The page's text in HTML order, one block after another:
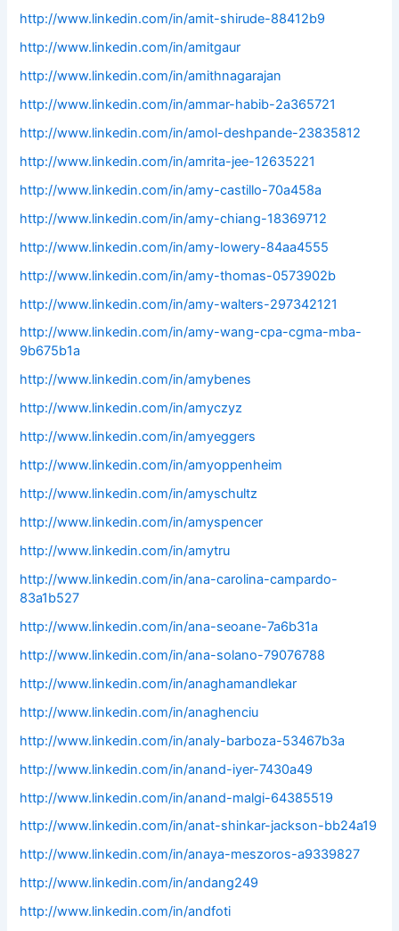
http://www.linkedin.com/in/amit-shirude-88412b9
http://www.linkedin.com/in/amitgaur
http://www.linkedin.com/in/amithnagarajan
http://www.linkedin.com/in/ammar-habib-2a365721
http://www.linkedin.com/in/amol-deshpande-23835812
http://www.linkedin.com/in/amrita-jee-12635221
http://www.linkedin.com/in/amy-castillo-70a458a
http://www.linkedin.com/in/amy-chiang-18369712
http://www.linkedin.com/in/amy-lowery-84aa4555
http://www.linkedin.com/in/amy-thomas-0573902b
http://www.linkedin.com/in/amy-walters-297342121
http://www.linkedin.com/in/amy-wang-cpa-cgma-mba-
9b675b1a
http://www.linkedin.com/in/amybenes
http://www.linkedin.com/in/amyczyz
http://www.linkedin.com/in/amyeggers
http://www.linkedin.com/in/amyoppenheim
http://www.linkedin.com/in/amyschultz
http://www.linkedin.com/in/amyspencer
http://www.linkedin.com/in/amytru
http://www.linkedin.com/in/ana-carolina-campardo-
83a1b527
http://www.linkedin.com/in/ana-seoane-7a6b31a
http://www.linkedin.com/in/ana-solano-79076788
http://www.linkedin.com/in/anaghamandlekar
http://www.linkedin.com/in/anaghenciu
http://www.linkedin.com/in/analy-barboza-53467b3a
http://www.linkedin.com/in/anand-iyer-7430a49
http://www.linkedin.com/in/anand-malgi-64385519
http://www.linkedin.com/in/anat-shinkar-jackson-bb24a19
http://www.linkedin.com/in/anaya-meszoros-a9339827
http://www.linkedin.com/in/andang249
http://www.linkedin.com/in/andfoti